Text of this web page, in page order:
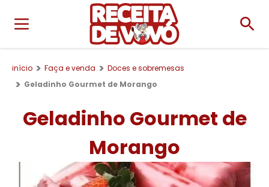
início Faça e venda
Doces e sobremesas
Geladinho Gourmet de Morango
Geladinho Gourmet de
Morango